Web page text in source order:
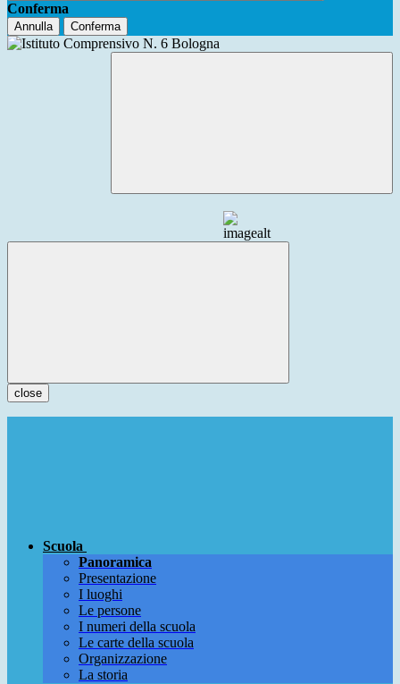
Conferma
Annulla Conferma
close
Scuola
Panoramica
Presentazione
I luoghi
Le persone
I numeri della scuola
Le carte della scuola
Organizzazione
La storia